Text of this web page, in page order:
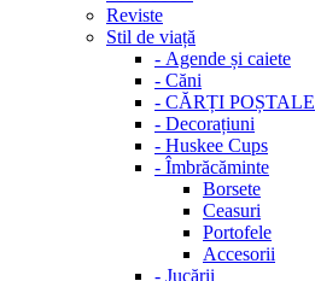
Reviste
Stil de viață
- Agende și caiete
- Căni
- CĂRȚI POȘTALE
- Decorațiuni
- Huskee Cups
- Îmbrăcăminte
Borsete
Ceasuri
Portofele
Accesorii
- Jucării